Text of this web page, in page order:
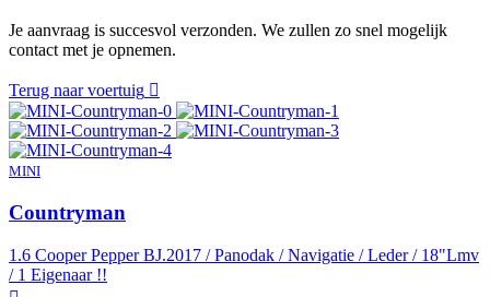
Je aanvraag is succesvol verzonden. We zullen zo snel mogelijk
contact met je opnemen.
Terug naar voertuig
MINI
Countryman
1.6 Cooper Pepper BJ.2017 / Panodak / Navigatie / Leder / 18"Lmv
/ 1 Eigenaar !!